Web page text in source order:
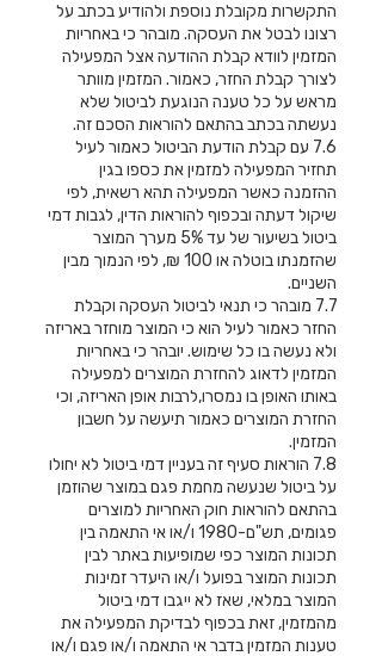
התקשרות מקובלת נוספת ולהודיע בכתב על
רצונו לבטל את העסקה. מובהר כי באחריות
המזמין לוודא קבלת ההודעה אצל המפעילה
לצורך קבלת החזר, כאמור. המזמין מוותר
מראש על כל טענה הנוגעת לביטול שלא
נעשתה בכתב בהתאם להוראות הסכם זה.
7.6 עם קבלת הודעת הביטול כאמור לעיל
תחזיר המפעילה למזמין את כספו בגין
ההזמנה כאשר המפעילה תהא רשאית, לפי
שיקול דעתה ובכפוף להוראות הדין, לגבות דמי
ביטול בשיעור של עד 5% מערך המוצר
שהזמנתו בוטלה או 100 ₪, לפי הנמוך מבין
השניים.
7.7 מובהר כי תנאי לביטול העסקה וקבלת
החזר כאמור לעיל הוא כי המוצר מוחזר באריזה
ולא נעשה בו כל שימוש. יובהר כי באחריות
המזמין לדאוג להחזרת המוצרים למפעילה
באותו האופן בו נמסרו,לרבות אופן האריזה, וכי
החזרת המוצרים כאמור תיעשה על חשבון
המזמין.
7.8 הוראות סעיף זה בעניין דמי ביטול לא יחולו
על ביטול שנעשה מחמת פגם במוצר שהוזמן
בהתאם להוראות חוק האחריות למוצרים
פגומים, תש"ם-1980 ו/או אי התאמה בין
תכונות המוצר כפי שמופיעות באתר לבין
תכונות המוצר בפועל ו/או היעדר זמינות
המוצר במלאי, שאז לא ייגבו דמי ביטול
מהמזמין, זאת בכפוף לבדיקת המפעילה את
טענות המזמין בדבר אי התאמה ו/או פגם ו/או